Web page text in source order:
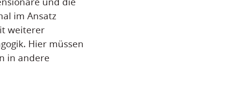
im Ansatz
weiterer
Hier müssen
in andere